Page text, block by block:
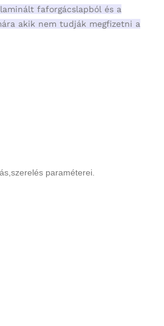
faforgácslapból és a
akik nem tudják megfizetni a
paraméterei.